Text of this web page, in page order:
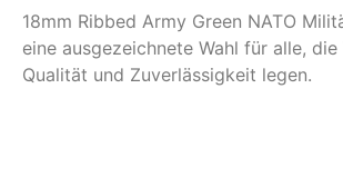
18mm Ribbed Army Green NATO
eine ausgezeichnete Wahl für alle,
Qualität und Zuverlässigkeit legen.